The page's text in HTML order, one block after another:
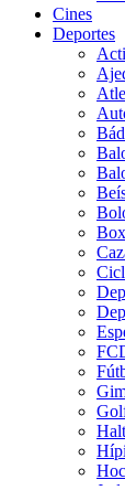
Cines
Deportes
Judo